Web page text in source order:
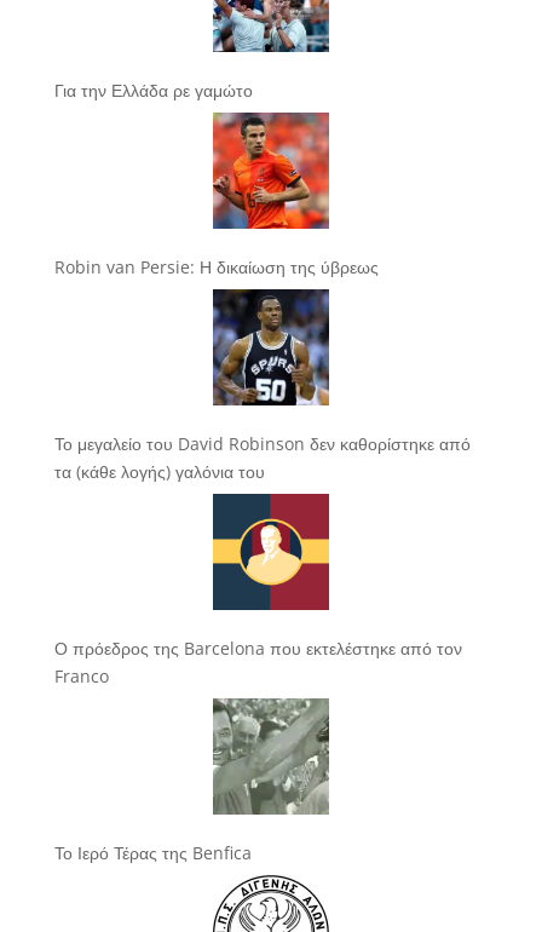
Για την Ελλάδα ρε γαμώτο
Robin van Persie: Η δικαίωση της ύβρεως
Το μεγαλείο του David Robinson δεν καθορίστηκε από
τα (κάθε λογής) γαλόνια του
Ο πρόεδρος της Barcelona που εκτελέστηκε από τον
Franco
Το Ιερό Τέρας της Benfica